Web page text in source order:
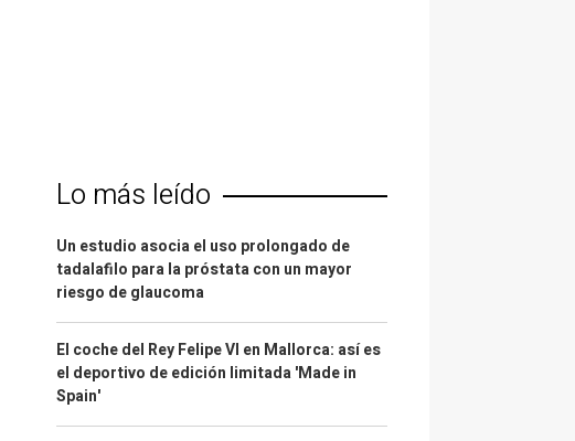
Lo más leído
Un estudio asocia el uso prolongado de
tadalafilo para la próstata con un mayor
riesgo de glaucoma
El coche del Rey Felipe VI en Mallorca: así es
el deportivo de edición limitada 'Made in
Spain'